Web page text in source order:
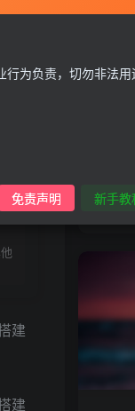
MT3换
键全
MT3
+安卓
AI全自
为负责，切勿非法用
免责声明 新手教